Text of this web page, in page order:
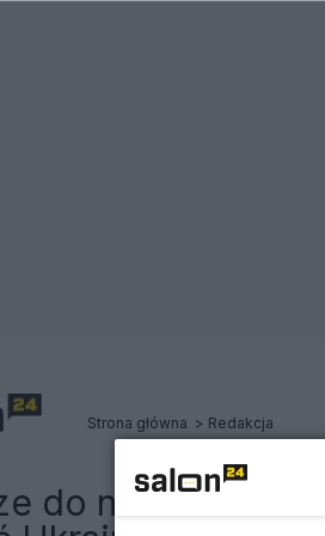
Strona główna Redakcja
do notki: